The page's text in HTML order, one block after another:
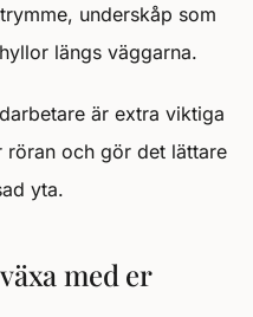
underskåp som
längs väggarna.
är extra viktiga
röran och gör det lättare
yta.
med er